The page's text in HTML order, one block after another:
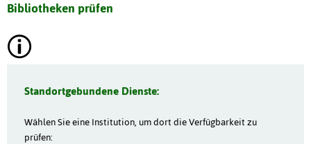
Bibliotheken prüfen
Standortgebundene Dienste:
Wählen Sie eine Institution, um dort die Verfügbarkeit zu
prüfen: